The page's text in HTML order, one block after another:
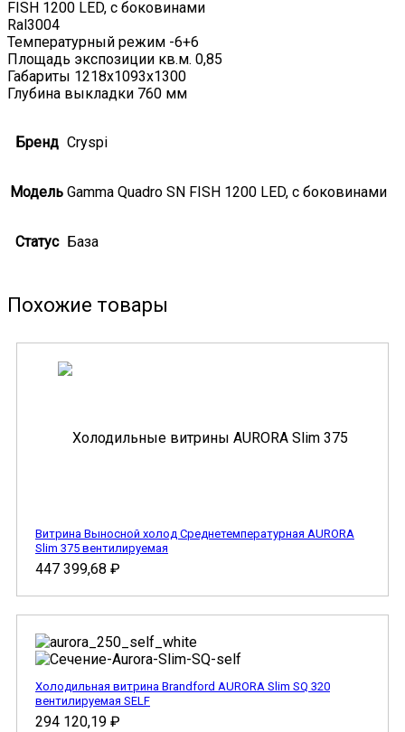
FISH 1200 LED, с боковинами
Ral3004
Температурный режим -6+6
Площадь экспозиции кв.м. 0,85
Габариты 1218х1093х1300
Глубина выкладки 760 мм
Бренд Cryspi
Модель Gamma Quadro SN FISH 1200 LED, с боковинами
Статус База
Похожие товары
Витрина Выносной холод Cреднетемпературная AURORA
Slim 375 вентилируемая
447 399,68 ₽
Холодильная витрина Brandford AURORA Slim SQ 320
вентилируемая SELF
294 120,19 ₽